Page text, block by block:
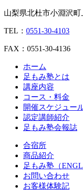
山梨県北杜市小淵沢町
TEL： 0551-30-4103
FAX：0551-30-4136
ホーム
足もみ塾とは
講座内容
コース・料金
開催スケジュー
認定講師紹介
足もみ塾会報誌
合宿所
商品紹介
足もみ塾（
お問い合わせ
お客様体験記